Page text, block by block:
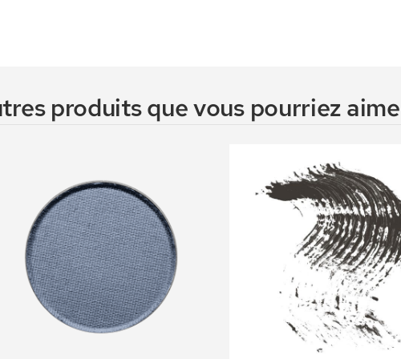
produits que vous pourriez